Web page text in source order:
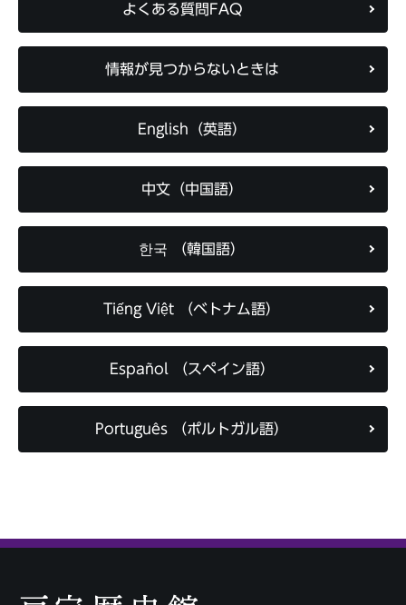
よくある質問FAQ
情報が見つからないときは
English（英語）
中文（中国語）
한국 （韓国語）
Tiếng Việt （ベトナム語）
Español （スペイン語）
Português （ポルトガル語）